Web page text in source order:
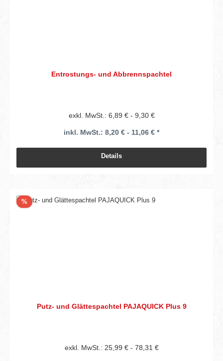
Entrostungs- und Abbrennspachtel
exkl. MwSt.: 6,89 € - 9,30 €
inkl. MwSt.: 8,20 € - 11,06 € *
Details
%Rabatt
Putz- und Glättespachtel PAJAQUICK Plus 9
exkl. MwSt.: 25,99 € - 78,31 €